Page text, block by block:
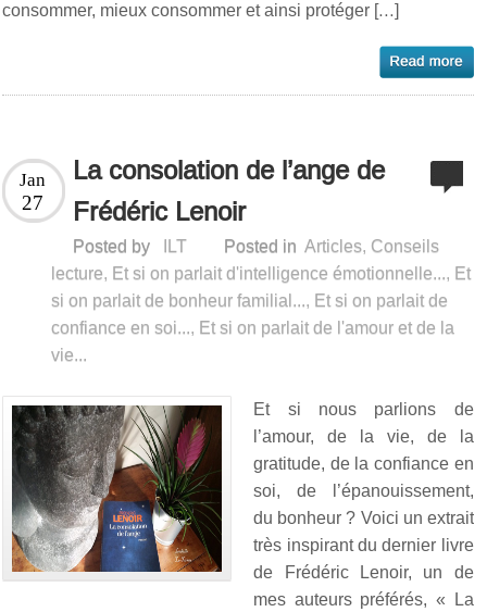
consommer, mieux consommer et ainsi protéger […]
La consolation de l’ange de
Frédéric Lenoir
Jan
27
Posted by ILT Posted in Articles, Conseils
lecture, Et si on parlait d'intelligence émotionnelle..., Et
si on parlait de bonheur familial..., Et si on parlait de
confiance en soi..., Et si on parlait de l'amour et de la
vie...
Et si nous parlions de
l’amour, de la vie, de la
gratitude, de la confiance en
soi, de l’épanouissement,
du bonheur ? Voici un extrait
très inspirant du dernier livre
de Frédéric Lenoir, un de
mes auteurs préférés, « La